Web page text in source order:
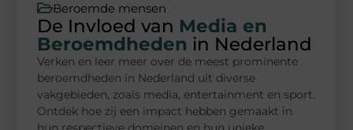
Beroemde mensen
De Invloed van Media en
Beroemdheden in Nederland
Verken en leer meer over de meest prominente
beroemdheden in Nederland uit diverse
vakgebieden, zoals media, entertainment en sport.
Ontdek hoe zij een impact hebben gemaakt in